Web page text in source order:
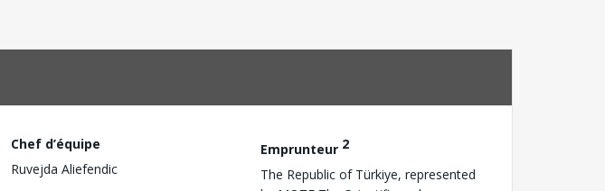
Chef d’équipe
Ruvejda Aliefendic
Emprunteur 2
The Republic of Türkiye, represented